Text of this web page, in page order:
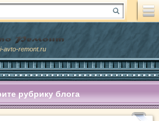
avto-remont.ru
рубрику блога